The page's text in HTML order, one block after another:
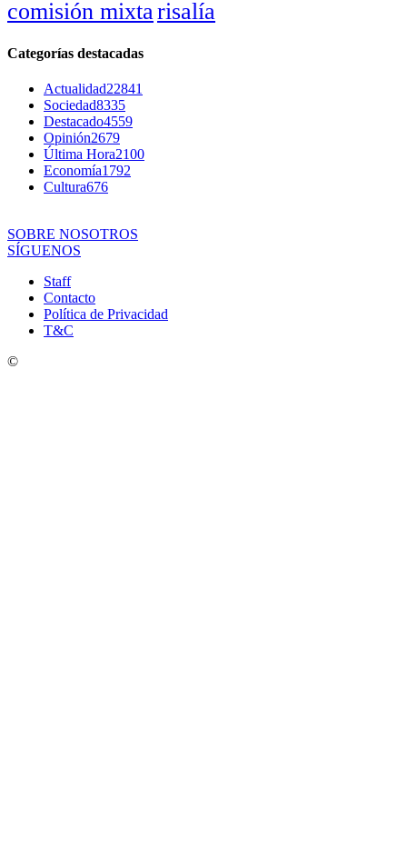
comisión mixtarisalía
Categorías destacadas
Actualidad22841
Sociedad8335
Destacado4559
Opinión2679
Última Hora2100
Economía1792
Cultura676
SOBRE NOSOTROS
SÍGUENOS
Staff
Contacto
Política de Privacidad
T&C
©